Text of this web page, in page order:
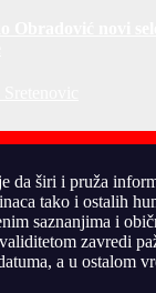
da širi i pruža
tako i ostalih
saznanjima i
zavredi
a u ostalom